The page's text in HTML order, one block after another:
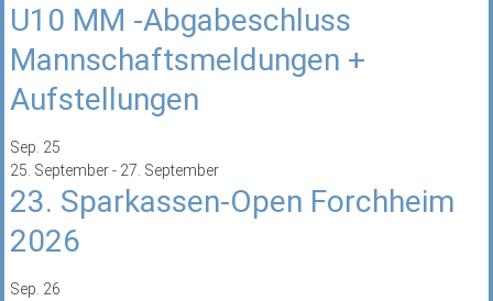
U10 MM -Abgabeschluss
Mannschaftsmeldungen +
Aufstellungen
Sep. 25
25. September- 27. September
23. Sparkassen-Open Forchheim
2026
Sep. 26